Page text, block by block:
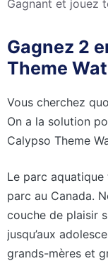
Gagnant et jouez
Gagnez 2
Theme
Vous cherchez
On a la solution
Calypso Theme
Le parc
parc au Canada.
couche de plaisir
jusqu’aux
grands-mères et